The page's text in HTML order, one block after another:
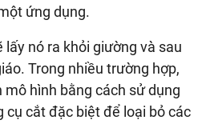
ứng dụng.
lấy nó ra khỏi giường và sau
Trong nhiều trường hợp,
mô hình bằng cách sử dụng
cụ cắt đặc biệt để loại bỏ các